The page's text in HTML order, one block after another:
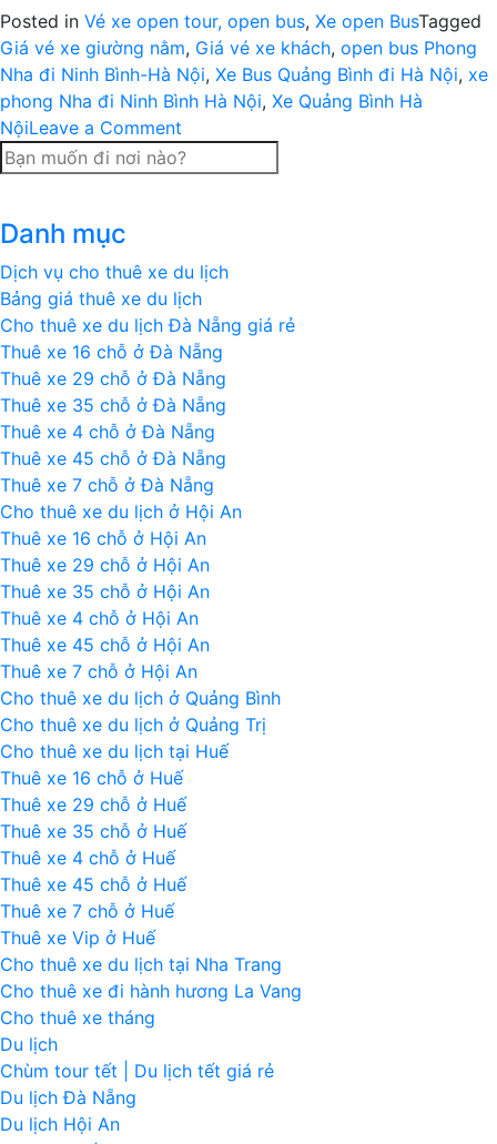
Posted in Vé xe open tour, open bus, Xe open BusTagged
Giá vé xe giường nằm, Giá vé xe khách, open bus Phong
Nha đi Ninh Bình-Hà Nội, Xe Bus Quảng Bình đi Hà Nội, xe
phong Nha đi Ninh Bình Hà Nội, Xe Quảng Bình Hà
NộiLeave a Comment
Vé
xe
từ
Phong
Nha
đi
Ninh
Bình
–
Hà
Nội
Danh mục
Dịch vụ cho thuê xe du lịch
Bảng giá thuê xe du lịch
Cho thuê xe du lịch Đà Nẵng giá rẻ
Thuê xe 16 chỗ ở Đà Nẵng
Thuê xe 29 chỗ ở Đà Nẵng
Thuê xe 35 chỗ ở Đà Nẵng
Thuê xe 4 chỗ ở Đà Nẵng
Thuê xe 45 chỗ ở Đà Nẵng
Thuê xe 7 chỗ ở Đà Nẵng
Cho thuê xe du lịch ở Hội An
Thuê xe 16 chỗ ở Hội An
Thuê xe 29 chỗ ở Hội An
Thuê xe 35 chỗ ở Hội An
Thuê xe 4 chỗ ở Hội An
Thuê xe 45 chỗ ở Hội An
Thuê xe 7 chỗ ở Hội An
Cho thuê xe du lịch ở Quảng Bình
Cho thuê xe du lịch ở Quảng Trị
Cho thuê xe du lịch tại Huế
Thuê xe 16 chỗ ở Huế
Thuê xe 29 chỗ ở Huế
Thuê xe 35 chỗ ở Huế
Thuê xe 4 chỗ ở Huế
Thuê xe 45 chỗ ở Huế
Thuê xe 7 chỗ ở Huế
Thuê xe Vip ở Huế
Cho thuê xe du lịch tại Nha Trang
Cho thuê xe đi hành hương La Vang
Cho thuê xe tháng
Du lịch
Chùm tour tết | Du lịch tết giá rẻ
Du lịch Đà Nẵng
Du lịch Hội An